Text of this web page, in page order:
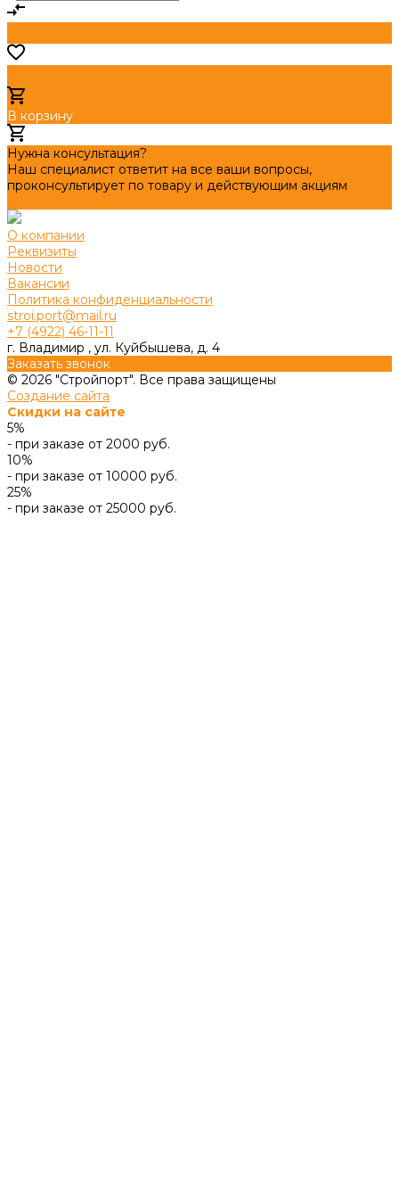
В корзину
Нужна консультация?
Наш специалист ответит на все ваши вопросы,
проконсультирует по товару и действующим акциям
О компании
Реквизиты
Новости
Вакансии
Политика конфиденциальности
stroi.port@mail.ru
+7 (4922) 46-11-11
г. Владимир , ул. Куйбышева, д. 4
Заказать звонок
© 2026 "Стройпорт". Все права защищены
Создание сайта
Скидки на сайте
5%
- при заказе от 2000 руб.
10%
- при заказе от 10000 руб.
25%
- при заказе от 25000 руб.